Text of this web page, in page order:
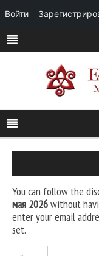
You can follow the
мая 2026without
enter your email
set.
Войти